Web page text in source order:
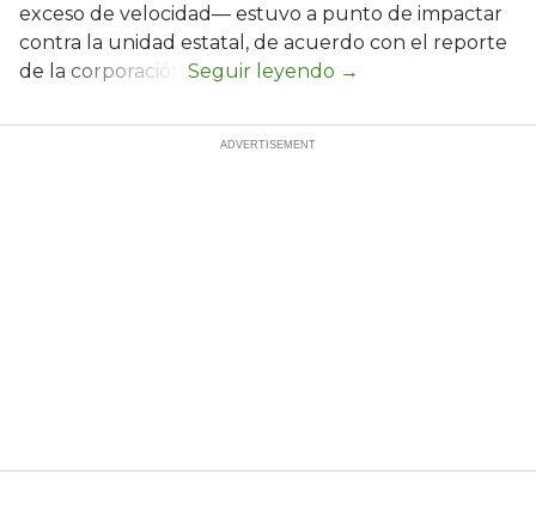
exceso de velocidad— estuvo a punto de impactar
contra la unidad estatal, de acuerdo con el reporte
de la corporación.